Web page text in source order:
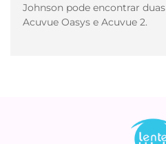
Johnson pode encontrar
Acuvue Oasys e Acuvue 2.